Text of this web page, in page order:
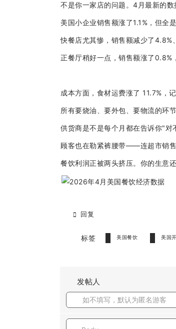
不是你一家店的问题。4月最新的数
美国小企业销售额涨了1.1%，但全
快餐店尤其惨，销售额减少了4.8%
正餐厅稍好一点，销售额涨了0.8%
成本方面，食材运费涨了 11.7%，
所有要烧油、要外包、要物流的环
供货商是不是每个月都在告诉你"对
顾客也在勒紧裤腰带——连超市销售
餐饮利润正被两头挤压。你的生意
回复
标签 美国餐饮 美国
发帖人